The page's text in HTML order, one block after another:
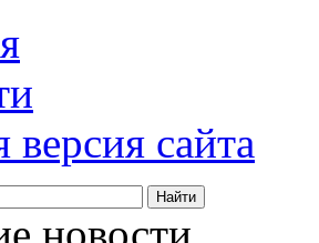
версия сайта